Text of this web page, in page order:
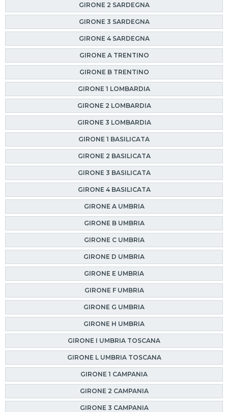
GIRONE 2 SARDEGNA
GIRONE 3 SARDEGNA
GIRONE 4 SARDEGNA
GIRONE A TRENTINO
GIRONE B TRENTINO
GIRONE 1 LOMBARDIA
GIRONE 2 LOMBARDIA
GIRONE 3 LOMBARDIA
GIRONE 1 BASILICATA
GIRONE 2 BASILICATA
GIRONE 3 BASILICATA
GIRONE 4 BASILICATA
GIRONE A UMBRIA
GIRONE B UMBRIA
GIRONE C UMBRIA
GIRONE D UMBRIA
GIRONE E UMBRIA
GIRONE F UMBRIA
GIRONE G UMBRIA
GIRONE H UMBRIA
GIRONE I UMBRIA TOSCANA
GIRONE L UMBRIA TOSCANA
GIRONE 1 CAMPANIA
GIRONE 2 CAMPANIA
GIRONE 3 CAMPANIA